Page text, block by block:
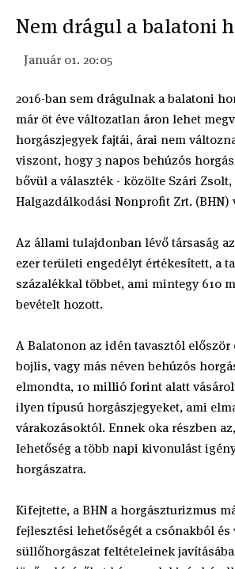
Nem drágul a balatoni
Január 01. 20:05
2016-ban sem drágulnak a balatoni
már öt éve változatlan áron lehet
horgászjegyek fajtái, árai nem
viszont, hogy 3 napos behúzós
bővül a választék - közölte Szári
Halgazdálkodási Nonprofit Zrt. (BHN)
Az állami tulajdonban lévő társaság
ezer területi engedélyt értékesített, a
százalékkal többet, ami mintegy 610
bevételt hozott.
A Balatonon az idén tavasztól először
bojlis, vagy más néven behúzós
elmondta, 10 millió forint alatt
ilyen típusú horgászjegyeket, ami
várakozásoktól. Ennek oka részben
lehetőség a több napi kivonulást
horgászatra.
Kifejtette, a BHN a horgászturizmus
fejlesztési lehetőségét a csónakból
süllőhorgászat feltételeinek